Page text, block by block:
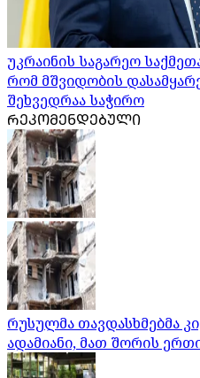
უკრაინის საგარეო
რომ მშვიდობის
შეხვედრაა საჭირო
ᲠᲔᲙᲝᲛᲔᲜᲓᲔᲑᲣᲚᲘ
რუსულმა თავდასხმებმა
ადამიანი, მათ შორის